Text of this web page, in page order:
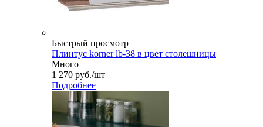
Быстрый просмотр
Плинтус korner lb-38 в цвет столешницы
Много
1 270 руб./шт
Подробнее